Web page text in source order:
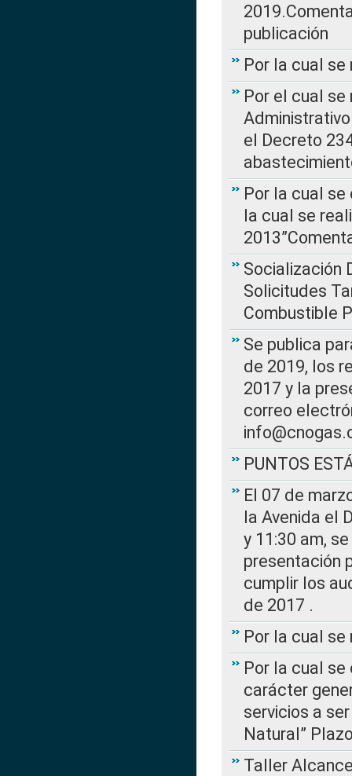
publicación
Por la cual se
Por el cual
el Decreto
Por la cual se
la cual se
Socialización
Solicitudes
Combustible
Se publica
de 2019, los
2017 y la
correo
PUNTOS
El 07 de
la Avenida el
y 11:30 am,
presentación
cumplir los
de 2017 .
Por la cual se
Por la cual
carácter
servicios a
Natural”
Taller